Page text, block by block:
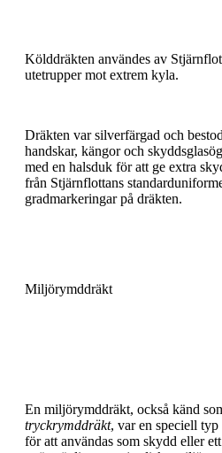
Kölddräkten användes av
utetrupper mot extrem kyla.
Dräkten var silverfärgad och
handskar, kängor och
med en halsduk för att ge extra
från Stjärnflottans
gradmarkeringar på dräkten.
Miljörymddräkt
En miljörymddräkt, också känd
tryckrymddräkt, var en speciell
för att användas som skydd eller